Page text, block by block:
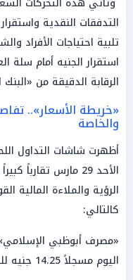
التدفقات النقدية
تلبية احتياجات الأفراد
استقرار الجنيه أمام سلة
الرقابة الدقيقة من
«خريطة الأسعار»..
والخاصة
أظهرت شاشات التداول
الأحد 29 مارس
الرؤية والملاءة المالية
كالتالي:
«مصرف أبوظبي
اليوم مسجلاً 14.25 جنيه للشراء و14.28 جنيه للبيع.